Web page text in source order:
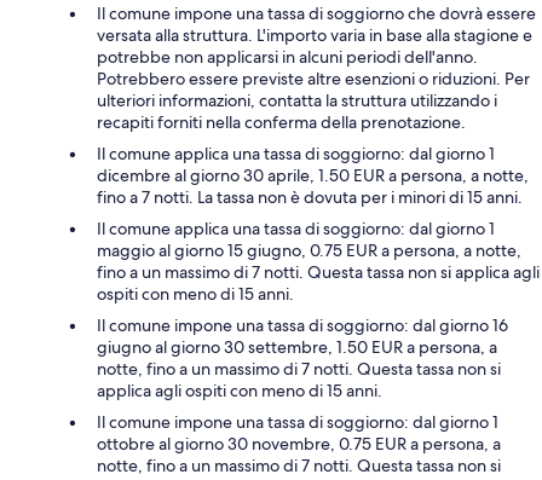
Il comune impone una tassa di soggiorno che dovrà essere
versata alla struttura. L'importo varia in base alla stagione e
potrebbe non applicarsi in alcuni periodi dell'anno.
Potrebbero essere previste altre esenzioni o riduzioni. Per
ulteriori informazioni, contatta la struttura utilizzando i
recapiti forniti nella conferma della prenotazione.
Il comune applica una tassa di soggiorno: dal giorno 1
dicembre al giorno 30 aprile, 1.50 EUR a persona, a notte,
fino a 7 notti. La tassa non è dovuta per i minori di 15 anni.
Il comune applica una tassa di soggiorno: dal giorno 1
maggio al giorno 15 giugno, 0.75 EUR a persona, a notte,
fino a un massimo di 7 notti. Questa tassa non si applica agli
ospiti con meno di 15 anni.
Il comune impone una tassa di soggiorno: dal giorno 16
giugno al giorno 30 settembre, 1.50 EUR a persona, a
notte, fino a un massimo di 7 notti. Questa tassa non si
applica agli ospiti con meno di 15 anni.
Il comune impone una tassa di soggiorno: dal giorno 1
ottobre al giorno 30 novembre, 0.75 EUR a persona, a
notte, fino a un massimo di 7 notti. Questa tassa non si